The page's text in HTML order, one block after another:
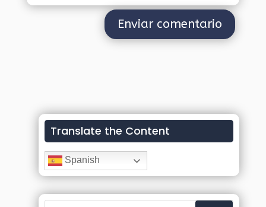
Translate the Content
Spanish